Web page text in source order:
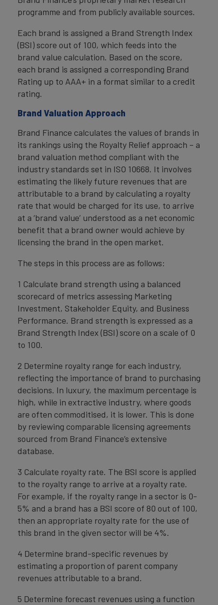
programme and from publicly available sources.
Each brand is assigned a Brand Strength Index
(BSI) score out of 100, which feeds into the
brand value calculation. Based on the score,
each brand is assigned a corresponding Brand
Rating up to AAA+ in a format similar to a credit
rating.
Brand Valuation Approach
Brand Finance calculates the values of brands in
its rankings using the Royalty Relief approach – a
brand valuation method compliant with the
industry standards set in ISO 10668. It involves
estimating the likely future revenues that are
attributable to a brand by calculating a royalty
rate that would be charged for its use, to arrive
at a ‘brand value’ understood as a net economic
benefit that a brand owner would achieve by
licensing the brand in the open market.
The steps in this process are as follows:
1 Calculate brand strength using a balanced
scorecard of metrics assessing Marketing
Investment, Stakeholder Equity, and Business
Performance. Brand strength is expressed as a
Brand Strength Index (BSI) score on a scale of 0
to 100.
2 Determine royalty range for each industry,
reflecting the importance of brand to purchasing
decisions. In luxury, the maximum percentage is
high, while in extractive industry, where goods
are often commoditised, it is lower. This is done
by reviewing comparable licensing agreements
sourced from Brand Finance’s extensive
database.
3 Calculate royalty rate. The BSI score is applied
to the royalty range to arrive at a royalty rate.
For example, if the royalty range in a sector is 0-
5% and a brand has a BSI score of 80 out of 100,
then an appropriate royalty rate for the use of
this brand in the given sector will be 4%.
4 Determine brand-specific revenues by
estimating a proportion of parent company
revenues attributable to a brand.
5 Determine forecast revenues using a function